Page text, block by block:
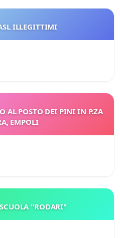
ILLEGITTIMI
AL POSTO DEI PINI IN P.ZA
EMPOLI
"RODARI"